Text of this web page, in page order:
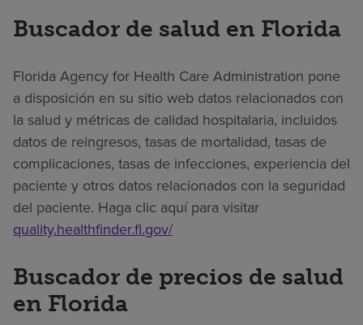
Buscador de salud en Florida
Florida Agency for Health Care Administration pone
a disposición en su sitio web datos relacionados con
la salud y métricas de calidad hospitalaria, incluidos
datos de reingresos, tasas de mortalidad, tasas de
complicaciones, tasas de infecciones, experiencia del
paciente y otros datos relacionados con la seguridad
del paciente. Haga clic aquí para visitar
quality.healthfinder.fl.gov/
Buscador de precios de salud
en Florida